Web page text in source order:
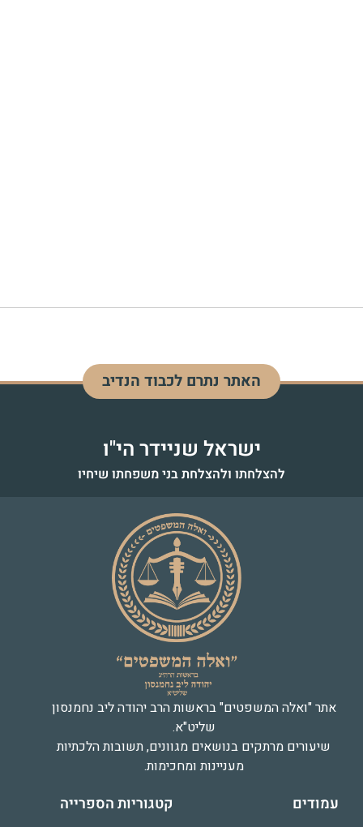
דוד בן מנחם
האתר נתרם לכבוד הנדיב
ישראל שניידר הי"ו
להצלחתו ולהצלחת בני משפחתו שיחיו
אתר "ואלה המשפטים" בראשות הרב יהודה ליב נחמנסון
שליט"א.
שיעורים מרתקים בנושאים מגוונים, תשובות הלכתיות
מעניינות ומחכימות.
עמודים קטגוריות הספרייה